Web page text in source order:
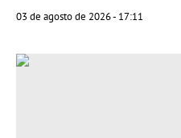
03 de agosto de 2026 - 17:11